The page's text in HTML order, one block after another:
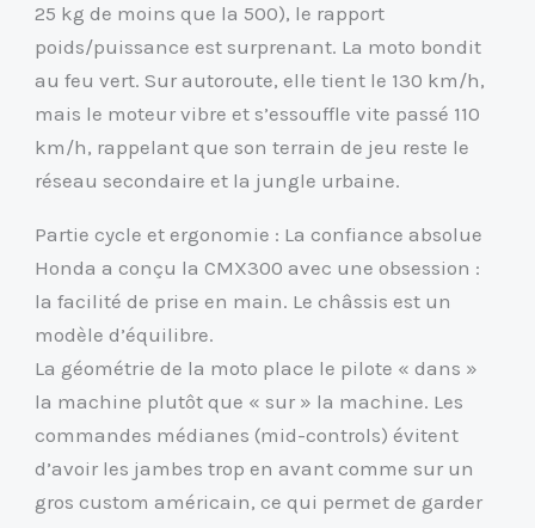
25 kg de moins que la 500), le rapport
poids/puissance est surprenant. La moto bondit
au feu vert. Sur autoroute, elle tient le 130 km/h,
mais le moteur vibre et s’essouffle vite passé 110
km/h, rappelant que son terrain de jeu reste le
réseau secondaire et la jungle urbaine.
Partie cycle et ergonomie : La confiance absolue
Honda a conçu la CMX300 avec une obsession :
la facilité de prise en main. Le châssis est un
modèle d’équilibre.
La géométrie de la moto place le pilote « dans »
la machine plutôt que « sur » la machine. Les
commandes médianes (mid-controls) évitent
d’avoir les jambes trop en avant comme sur un
gros custom américain, ce qui permet de garder